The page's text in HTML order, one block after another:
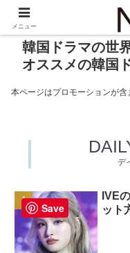
韓国ドラマの世
オススメの韓国
本ページはプロモーションが含
デ
IVE
ット
メニュー
Save